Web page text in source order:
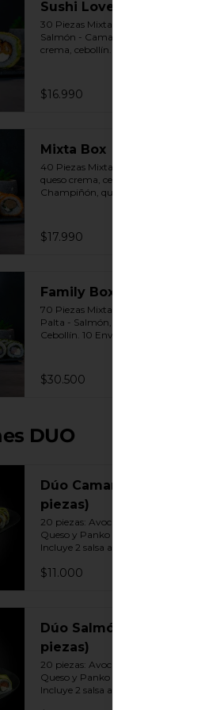
Sushi Lovers
30 Piezas Mixtas 10 Envuelto
Salmón - Camarón furay, queso
crema, cebollín. 10 Envuelto Palta
cebollín. Incluye: 3 Salsas a
elección soya o agridulce Bless + 2
$16.990
Mixta Box
40 Piezas Mixtas 10 Panko - Pollo,
queso crema, cebollín. 10 Panko -
Champiñón, queso crema,
Queso - Salmón, palta, cebollín.
Incluye: 2 Salsa soya 2 Salsa
$17.990
Family Box
70 Piezas Mixtas 10 Envuelto
Palta - Salmón, Queso crema ,
Cebollín. 10 Envuelto Sésamo -
10 Envuelto Ciboulette -
Camarón, queso crema, cebollín.
Salmón, queso crema, cebollÍn
$30.500
DUO
Dúo Camarón (20
piezas)
20 piezas: Avocado Camarón
Queso y Panko Camarón Queso.
Incluye 2 salsa a elección.
$11.000
Dúo Salmón (20
piezas)
20 piezas: Avocado Salmón
Queso y Panko Salmón Queso.
Incluye 2 salsa a elección.